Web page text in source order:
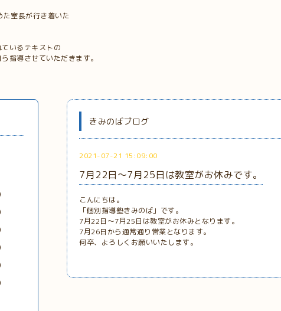
室長が行き着いた
いるテキストの
指導させていただきます。
きみのばブログ
2021-07-21 15:09:00
7月22日～7月25日は教室がお休みです。
こんにちは。
「個別指導塾きみのば」です。
7月22日～7月25日は教室がお休みとなります。
7月26日から通常通り営業となります。
何卒、よろしくお願いいたします。